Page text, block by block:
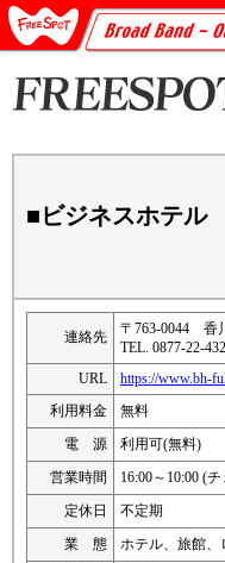
■ビジネスホテル
連絡先
〒763-0044 香
TEL. 0877-22-
URL
https://www.bh-
利用料金
無料
電 源
利用可(無料)
営業時間
16:00～10:00 (
定休日
不定期
業 態
ホテル、旅館、